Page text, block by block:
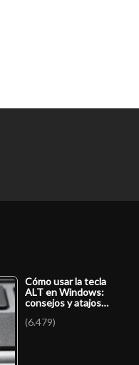
Cómo usar la tecla
ALT en Windows:
consejos y atajos…
(6.479)